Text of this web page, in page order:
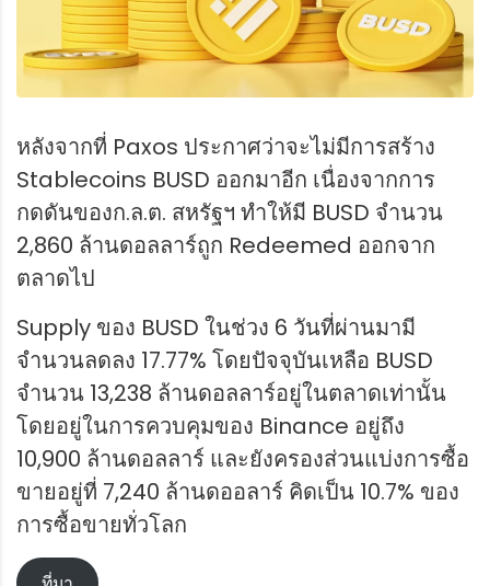
หลังจากที่ Paxos ประกาศว่าจะไม่มีการสร้าง
Stablecoins BUSD ออกมาอีก เนื่องจากการ
กดดันของก.ล.ต. สหรัฐฯ ทำให้มี BUSD จำนวน
2,860 ล้านดอลลาร์ถูก Redeemed ออกจาก
ตลาดไป
Supply ของ BUSD ในช่วง 6 วันที่ผ่านมามี
จำนวนลดลง 17.77% โดยปัจจุบันเหลือ BUSD
จำนวน 13,238 ล้านดอลลาร์อยู่ในตลาดเท่านั้น
โดยอยู่ในการควบคุมของ Binance อยู่ถึง
10,900 ล้านดอลลาร์ และยังครองส่วนแบ่งการซื้อ
ขายอยู่ที่ 7,240 ล้านดออลาร์ คิดเป็น 10.7% ของ
การซื้อขายทั่วโลก